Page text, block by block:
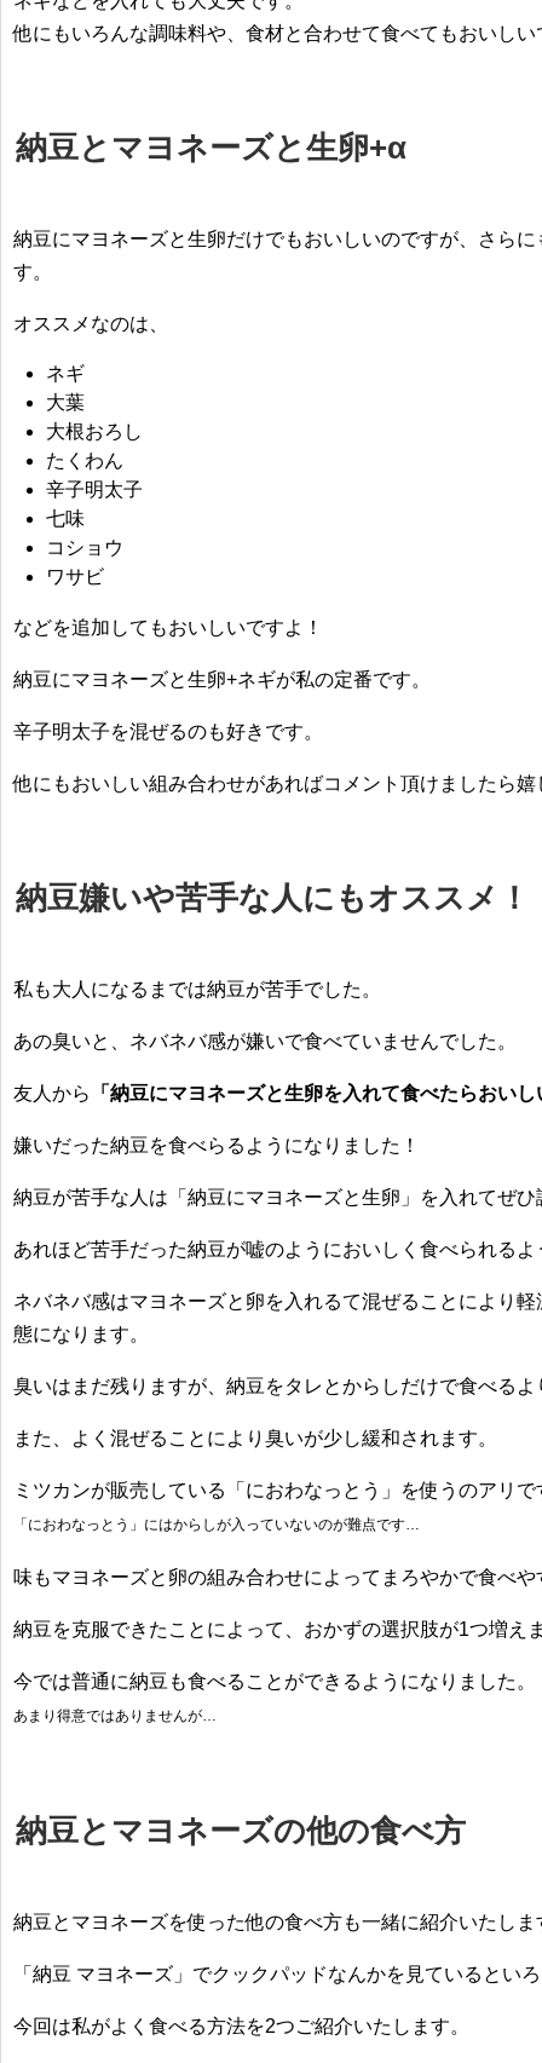
他にもいろんな調味料や、食材と合わせて食べてもおいしい
納豆とマヨネーズと生卵+α
納豆にマヨネーズと生卵だけでもおいしいのですが、さら
す。
オススメなのは、
ネギ
大葉
大根おろし
たくわん
辛子明太子
七味
コショウ
ワサビ
などを追加してもおいしいですよ！
納豆にマヨネーズと生卵+ネギが私の定番です。
辛子明太子を混ぜるのも好きです。
他にもおいしい組み合わせがあればコメント頂けましたら嬉
納豆嫌いや苦手な人にもオススメ！
私も大人になるまでは納豆が苦手でした。
あの臭いと、ネバネバ感が嫌いで食べていませんでした。
友人から 「納豆にマヨネーズと生卵を入れて食べたらおいし
嫌いだった納豆を食べらるようになりました！
納豆が苦手な人は「納豆にマヨネーズと生卵」を入れてぜ
あれほど苦手だった納豆が嘘のようにおいしく食べられるよ
ネバネバ感はマヨネーズと卵を入れるて混ぜることにより
態になります。
臭いはまだ残りますが、納豆をタレとからしだけで食べる
また、よく混ぜることにより臭いが少し緩和されます。
ミツカンが販売している「 におわなっとう 」を使うのアリで
「におわなっとう」にはからしが入っていないのが難点です…
味もマヨネーズと卵の組み合わせによってまろやかで食べ
納豆を克服できたことによって、おかずの選択肢が1つ増え
今では普通に納豆も食べることができるようになりました。
あまり得意ではありませんが…
納豆とマヨネーズの他の食べ方
納豆とマヨネーズを使った他の食べ方も一緒に紹介いたしま
「納豆 マヨネーズ」でクックパッドなんかを見ているとい
今回は私がよく食べる方法を2つご紹介いたします。